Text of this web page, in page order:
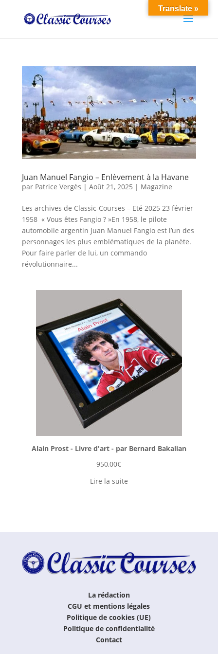
Juan Manuel Fangio – Enlèvement à la Havane
par Patrice Vergès | Août 21, 2025 | Magazine
Les archives de Classic-Courses – Eté 2025 23 février
1958 « Vous êtes Fangio ? »En 1958, le pilote
automobile argentin Juan Manuel Fangio est l’un des
personnages les plus emblématiques de la planète.
Pour faire parler de lui, un commando
révolutionnaire...
Alain Prost - Livre d'art - par Bernard Bakalian
950,00€
Lire la suite
La rédaction
CGU et mentions légales
Politique de cookies (UE)
Politique de confidentialité
Contact
Translate »